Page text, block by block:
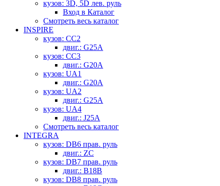
кузов: 3D, 5D лев. руль
Вход в Каталог
Смотреть весь каталог
INSPIRE
кузов: CC2
двиг.: G25A
кузов: CC3
двиг.: G20A
кузов: UA1
двиг.: G20A
кузов: UA2
двиг.: G25A
кузов: UA4
двиг.: J25A
Смотреть весь каталог
INTEGRA
кузов: DB6 прав. руль
двиг.: ZC
кузов: DB7 прав. руль
двиг.: B18B
кузов: DB8 прав. руль